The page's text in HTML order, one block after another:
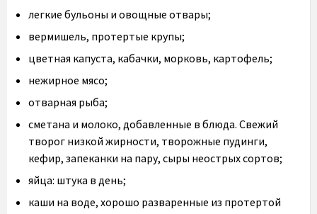
легкие бульоны и овощные отвары;
вермишель, протертые крупы;
цветная капуста, кабачки, морковь, картофель;
нежирное мясо;
отварная рыба;
сметана и молоко, добавленные в блюда. Свежий
творог низкой жирности, творожные пудинги,
кефир, запеканки на пару, сыры неострых сортов;
яйца: штука в день;
каши на воде, хорошо разваренные из протертой